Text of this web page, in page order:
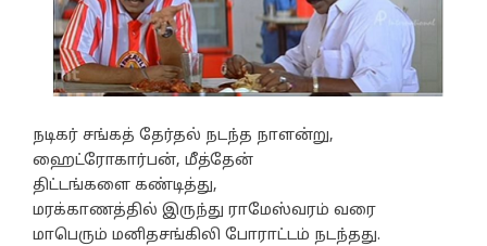
நடிகர் சங்கத் தேர்தல் நடந்த நாளன்று,
ஹைட்ரோகார்பன், மீத்தேன்
திட்டங்களை கண்டித்து,
மரக்காணத்தில் இருந்து ராமேஸ்வரம் வரை
மாபெரும் மனிதசங்கிலி போராட்டம் நடந்தது.